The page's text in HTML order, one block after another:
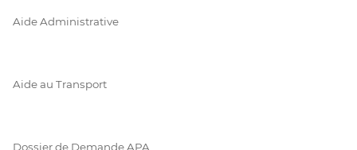
Aide Administrative
Aide au Transport
Dossier de Demande APA